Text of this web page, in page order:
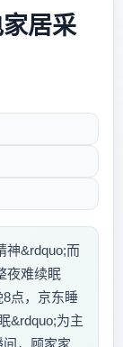
居采
神&rdquo;而
夜难续眠
点，京东睡
&rdquo;为主